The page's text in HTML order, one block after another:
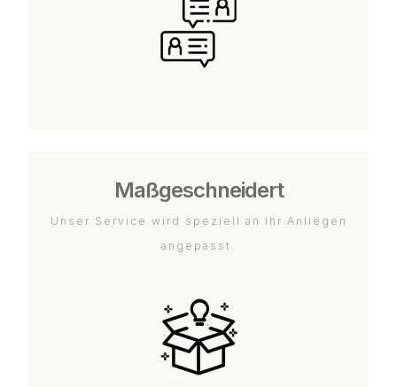
Maßgeschneidert
Unser Service wird speziell an Ihr Anliegen
angepasst.